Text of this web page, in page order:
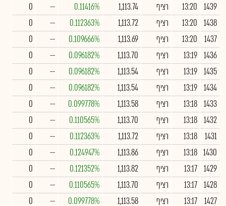
1439
13:20 רציף 1,113.74
0.11416%
--
0
1438
13:20 רציף 1,113.72
0.112363%
--
0
1437
13:20 רציף 1,113.69
0.109666%
--
0
1436
13:19 רציף 1,113.70
0.096182%
--
0
1435
13:19 רציף 1,113.54
0.096182%
--
0
1434
13:19 רציף 1,113.54
0.096182%
--
0
1433
13:18 רציף 1,113.58
0.099778%
--
0
1432
13:18 רציף 1,113.70
0.110565%
--
0
1431
13:18 רציף 1,113.72
0.112363%
--
0
1430
13:18 רציף 1,113.86
0.124947%
--
0
1429
13:17 רציף 1,113.82
0.121352%
--
0
1428
13:17 רציף 1,113.70
0.110565%
--
0
1427
13:17 רציף 1,113.58
0.099778%
--
0